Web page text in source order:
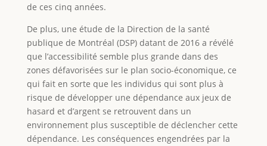
de ces cinq années.
De plus, une étude de la Direction de la santé
publique de Montréal (DSP) datant de 2016 a révélé
que l’accessibilité semble plus grande dans des
zones défavorisées sur le plan socio-économique, ce
qui fait en sorte que les individus qui sont plus à
risque de développer une dépendance aux jeux de
hasard et d’argent se retrouvent dans un
environnement plus susceptible de déclencher cette
dépendance. Les conséquences engendrées par la